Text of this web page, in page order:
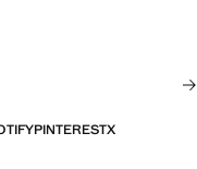
PINTERESTX